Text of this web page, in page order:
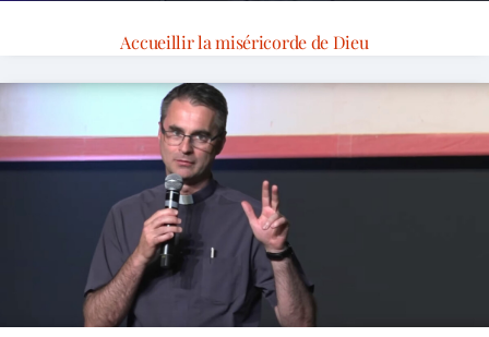
Accueillir la miséricorde de Dieu